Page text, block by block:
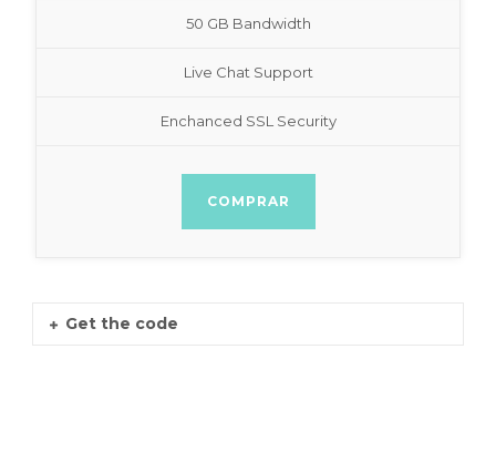
50 GB Bandwidth
Live Chat Support
Enchanced SSL Security
COMPRAR
Get the code